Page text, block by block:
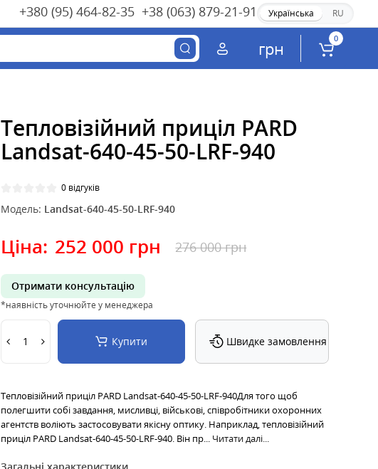
Українська RU
+380 (95) 464-82-35 +38 (063) 879-21-91
грн 0
Тепловізійний приціл PARD
Landsat-640-45-50-LRF-940
0 відгуків
Модель: Landsat-640-45-50-LRF-940
Ціна: 252 000 грн 276 000 грн
Отримати консультацію
*наявність уточнюйте у менеджера
Купити Швидке замовлення
Тепловізійний приціл PARD Landsat-640-45-50-LRF-940Для того щоб
полегшити собі завдання, мисливці, військові, співробітники охоронних
агентств воліють застосовувати якісну оптику. Наприклад, тепловізійний
приціл PARD Landsat-640-45-50-LRF-940. Він пр... Читати далі...